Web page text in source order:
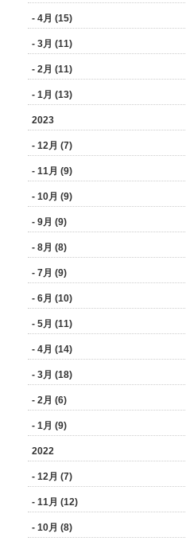
- 4月 (15)
- 3月 (11)
- 2月 (11)
- 1月 (13)
2023
- 12月 (7)
- 11月 (9)
- 10月 (9)
- 9月 (9)
- 8月 (8)
- 7月 (9)
- 6月 (10)
- 5月 (11)
- 4月 (14)
- 3月 (18)
- 2月 (6)
- 1月 (9)
2022
- 12月 (7)
- 11月 (12)
- 10月 (8)